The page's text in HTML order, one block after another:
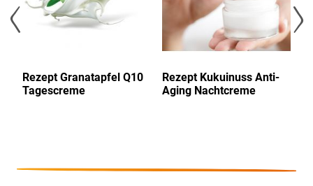
Rezept Granatapfel Q10
Tagescreme
Rezept Kukuinuss Anti-
Aging Nachtcreme